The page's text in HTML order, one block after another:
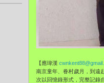
【應瑋漢
南京童年、眷村歲月，到遠
次以回憶錄形式，完整記錄